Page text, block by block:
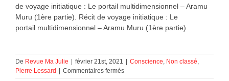
de voyage initiatique : Le portail multidimensionnel – Aramu
Muru (1ère partie). Récit de voyage initiatique : Le
portail multidimensionnel – Aramu Muru (1ère partie)
De Revue Ma Julie | février 21st, 2021 | Conscience, Non classé,
Pierre Lessard | Commentaires ferméssur
Le